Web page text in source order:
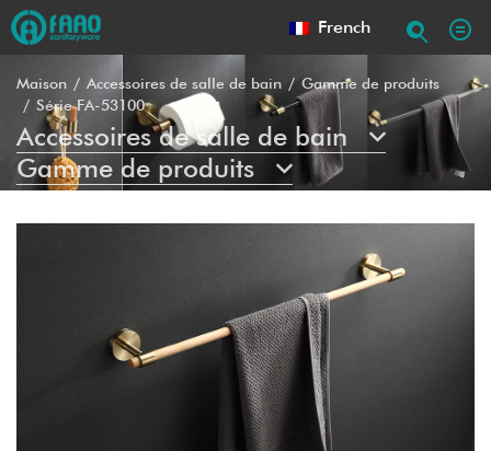
French
Maison Accessoires de salle de bain
Gamme de produits
Série FA-53100
Accessoires de salle de bain
Gamme de produits